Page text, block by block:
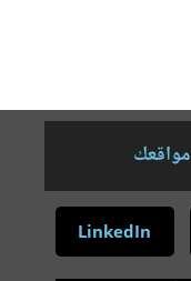
مواقعك
LinkedIn